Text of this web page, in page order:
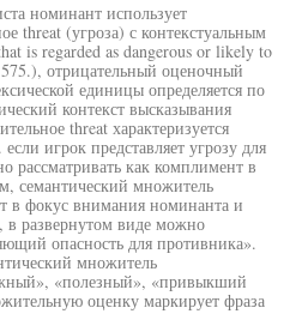
номинант использует
threat (угроза) с контекстуальным
is regarded as dangerous or likely to
отрицательный оценочный
единицы определяется по
контекст высказывания
threat характеризуется
игрок представляет угрозу для
рассматривать как комплимент в
семантический множитель
в фокус внимания номинанта и
в развернутом виде можно
опасность для противника».
множитель
«полезный», «привыкший
оценку маркирует фраза